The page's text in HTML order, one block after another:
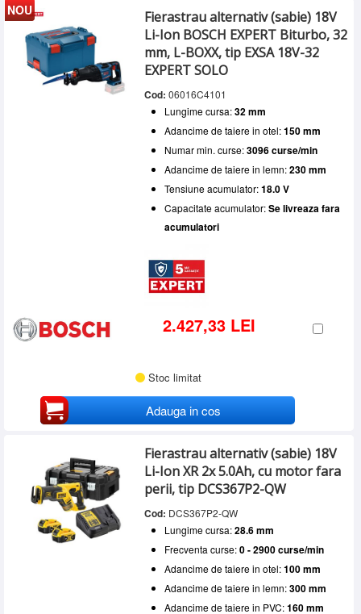
NOU
Fierastrau alternativ (sabie) 18V
Li-Ion BOSCH EXPERT Biturbo, 32
mm, L-BOXX, tip EXSA 18V-32
EXPERT SOLO
Cod: 06016C4101
Lungime cursa:32 mm
Adancime de taiere in otel:150 mm
Numar min. curse:3096 curse/min
Adancime de taiere in lemn:230 mm
Tensiune acumulator:18.0 V
Capacitate acumulator:Se livreaza fara
acumulatori
2.427,33 LEI
Stoc limitat
Adauga in cos
Fierastrau alternativ (sabie) 18V
Li-Ion XR 2x 5.0Ah, cu motor fara
perii, tip DCS367P2-QW
Cod: DCS367P2-QW
Lungime cursa:28.6 mm
Frecventa curse:0 - 2900 curse/min
Adancime de taiere in otel:100 mm
Adancime de taiere in lemn:300 mm
Adancime de taiere in PVC:160 mm